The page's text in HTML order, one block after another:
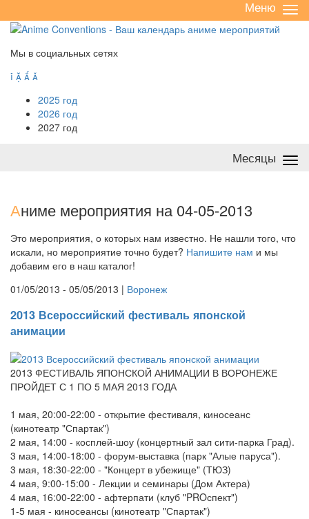
/
Меню
Мы в социальных сетях
   
2025 год
2026 год
2027 год
Месяцы
Аниме мероприятия на 04-05-2013
Это мероприятия, о которых нам известно. Не нашли того, что
искали, но мероприятие точно будет? Напишите нам и мы
добавим его в наш каталог!
01/05/2013 - 05/05/2013 | Воронеж
2013 Всероссийский фестиваль японской
анимации
2013 ФЕСТИВАЛЬ ЯПОНСКОЙ АНИМАЦИИ В ВОРОНЕЖЕ
ПРОЙДЕТ С 1 ПО 5 МАЯ 2013 ГОДА
1 мая, 20:00-22:00 - открытие фестиваля, киносеанс
(кинотеатр "Спартак")
2 мая, 14:00 - косплей-шоу (концертный зал сити-парка Град).
3 мая, 14:00-18:00 - форум-выставка (парк "Алые паруса").
3 мая, 18:30-22:00 - "Концерт в убежище" (ТЮЗ)
4 мая, 9:00-15:00 - Лекции и семинары (Дом Актера)
4 мая, 16:00-22:00 - афтерпати (клуб "PROспект")
1-5 мая - киносеансы (кинотеатр "Спартак")